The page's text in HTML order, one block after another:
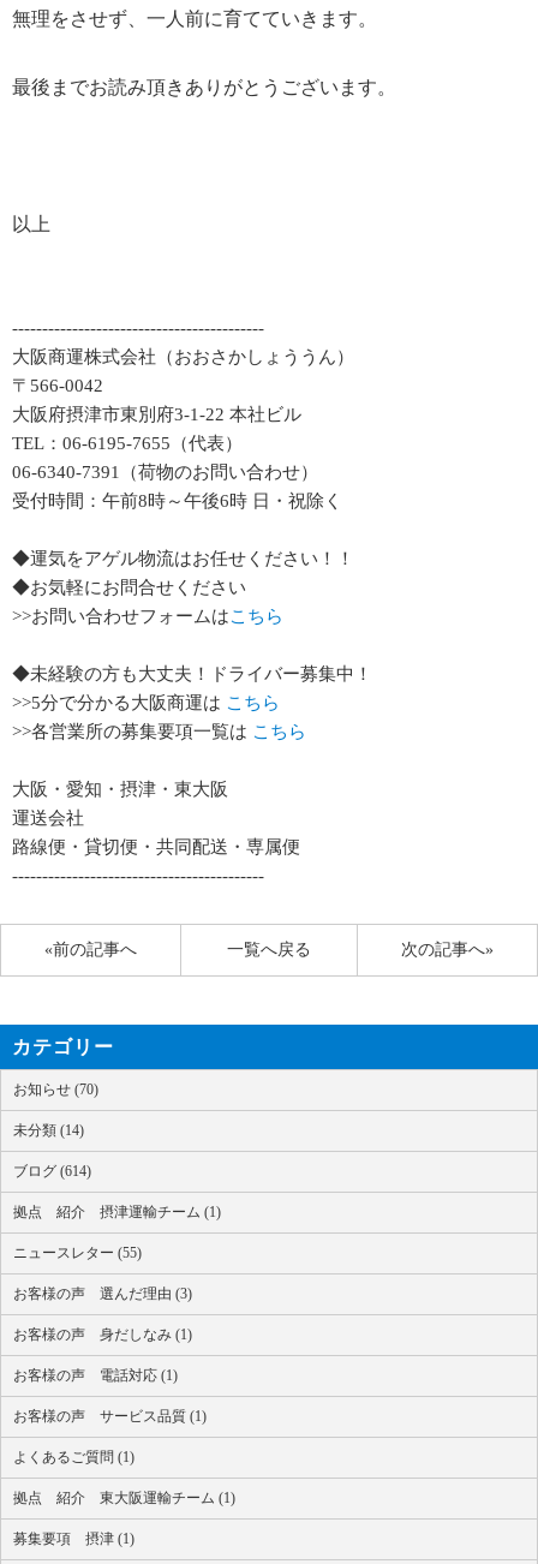
無理をさせず、一人前に育てていきます。
最後までお読み頂きありがとうございます。
以上
------------------------------------------
大阪商運株式会社（おおさかしょううん）
〒566-0042
大阪府摂津市東別府3-1-22 本社ビル
TEL：06-6195-7655（代表）
06-6340-7391（荷物のお問い合わせ）
受付時間：午前8時～午後6時 日・祝除く
◆運気をアゲル物流はお任せください！！
◆お気軽にお問合せください
>>お問い合わせフォームはこちら
◆未経験の方も大丈夫！ドライバー募集中！
>>5分で分かる大阪商運は こちら
>>各営業所の募集要項一覧は こちら
大阪・愛知・摂津・東大阪
運送会社
路線便・貸切便・共同配送・専属便
------------------------------------------
«前の記事へ 次の記事へ»
一覧へ戻る
カテゴリー
お知らせ (70)
未分類 (14)
ブログ (614)
拠点 紹介 摂津運輸チーム (1)
ニュースレター (55)
お客様の声 選んだ理由 (3)
お客様の声 身だしなみ (1)
お客様の声 電話対応 (1)
お客様の声 サービス品質 (1)
よくあるご質問 (1)
拠点 紹介 東大阪運輸チーム (1)
募集要項 摂津 (1)